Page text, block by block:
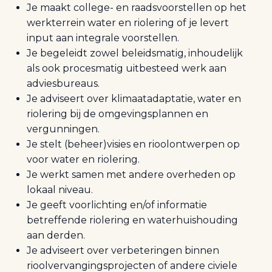
Je maakt college- en raadsvoorstellen op het
werkterrein water en riolering of je levert
input aan integrale voorstellen.
Je begeleidt zowel beleidsmatig, inhoudelijk
als ook procesmatig uitbesteed werk aan
adviesbureaus.
Je adviseert over klimaatadaptatie, water en
riolering bij de omgevingsplannen en
vergunningen.
Je stelt (beheer)visies en rioolontwerpen op
voor water en riolering.
Je werkt samen met andere overheden op
lokaal niveau.
Je geeft voorlichting en/of informatie
betreffende riolering en waterhuishouding
aan derden.
Je adviseert over verbeteringen binnen
rioolvervangingsprojecten of andere civiele